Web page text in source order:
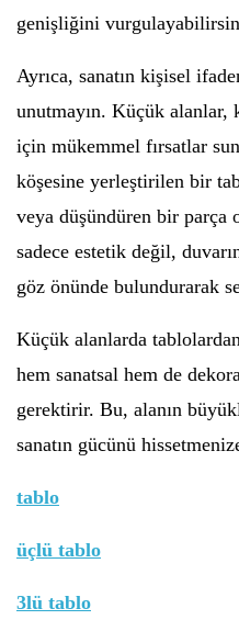
genişliğini
Ayrıca, sanatın kişisel
unutmayın. Küçük
için mükemmel fırsatlar
köşesine yerleştirilen bir
veya düşündüren bir parça
sadece estetik değil,
göz önünde bulundurarak
Küçük alanlarda
hem sanatsal hem de
gerektirir. Bu, alanın
sanatın gücünü
tablo
üçlü tablo
3lü tablo